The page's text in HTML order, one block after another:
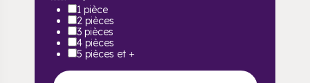
1 pièce
2 pièces
3 pièces
4 pièces
5 pièces et +